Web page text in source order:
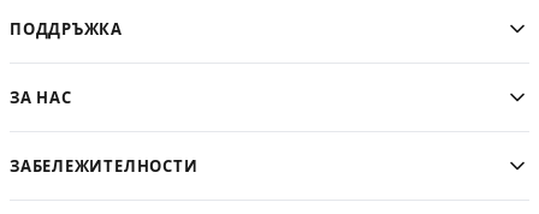
ПОДДРЪЖКА
ЗА НАС
ЗАБЕЛЕЖИТЕЛНОСТИ